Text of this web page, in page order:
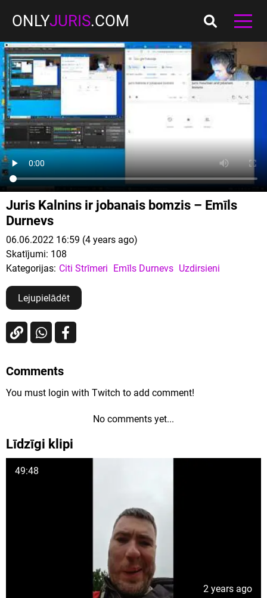
ONLYJURIS.COM
Juris Kalnins ir jobanais bomzis – Emīls
Durnevs
06.06.2022 16:59 (4 years ago)
Skatījumi: 108
Kategorijas: Citi Strīmeri Emīls Durnevs Uzdirsieni
Lejupielādēt
Comments
You must login with Twitch to add comment!
No comments yet...
Līdzīgi klipi
49:48
2 years ago